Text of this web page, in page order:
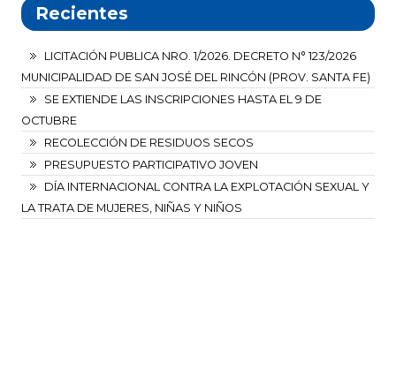
Recientes
LICITACIÓN PUBLICA NRO. 1/2026. DECRETO N° 123/2026
MUNICIPALIDAD DE SAN JOSÉ DEL RINCÓN (PROV. SANTA FE)
SE EXTIENDE LAS INSCRIPCIONES HASTA EL 9 DE
OCTUBRE
RECOLECCIÓN DE RESIDUOS SECOS
PRESUPUESTO PARTICIPATIVO JOVEN
DÍA INTERNACIONAL CONTRA LA EXPLOTACIÓN SEXUAL Y
LA TRATA DE MUJERES, NIÑAS Y NIÑOS